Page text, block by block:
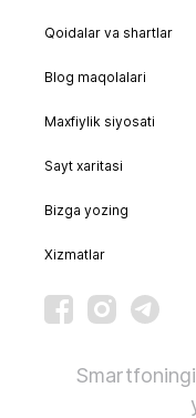
Qoidalar va shartlar
Blog maqolalari
Maxfiylik siyosati
Sayt xaritasi
Bizga yozing
Xizmatlar